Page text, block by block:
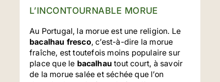
L’INCONTOURNABLE MORUE
Au Portugal, la morue est une religion. Le
bacalhau fresco, c’est-à-dire la morue
fraîche, est toutefois moins populaire sur
place que le bacalhau tout court, à savoir
de la morue salée et séchée que l’on